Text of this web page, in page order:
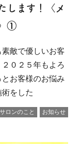
します！〈メ
①
敵で優しいお客
０２５年もよろ
お客様のお悩み
をした
サロンのこと お知らせ